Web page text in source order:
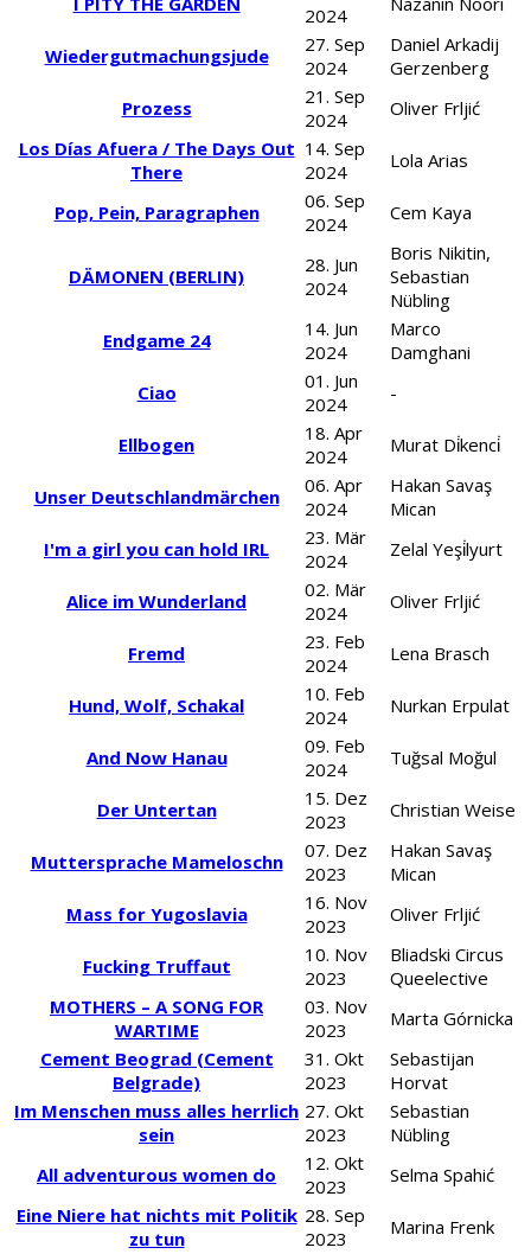
2024
Wiedergutmachungsjude
27. Sep
2024
Daniel Arkadij
Gerzenberg
Prozess
21. Sep
2024
Oliver Frljić
Los Días Afuera / The Days Out
There
14. Sep
2024
Lola Arias
Pop, Pein, Paragraphen
06. Sep
2024
Cem Kaya
DÄMONEN (BERLIN)
28. Jun
2024
Boris Nikitin,
Sebastian
Nübling
Endgame 24
14. Jun
2024
Marco
Damghani
Ciao
01. Jun
2024
-
Ellbogen
18. Apr
2024
Murat Di̇kenci̇
Unser Deutschlandmärchen
06. Apr
2024
Hakan Savaş
Mican
I'm a girl you can hold IRL
23. Mär
2024
Zelal Yeşi̇lyurt
Alice im Wunderland
02. Mär
2024
Oliver Frljić
Fremd
23. Feb
2024
Lena Brasch
Hund, Wolf, Schakal
10. Feb
2024
Nurkan Erpulat
And Now Hanau
09. Feb
2024
Tuğsal Moğul
Der Untertan
15. Dez
2023
Christian Weise
Muttersprache Mameloschn
07. Dez
2023
Hakan Savaş
Mican
Mass for Yugoslavia
16. Nov
2023
Oliver Frljić
Fucking Truffaut
10. Nov
2023
Bliadski Circus
Queelective
MOTHERS – A SONG FOR
WARTIME
03. Nov
2023
Marta Górnicka
Cement Beograd (Cement
Belgrade)
31. Okt
2023
Sebastijan
Horvat
Im Menschen muss alles herrlich
sein
27. Okt
2023
Sebastian
Nübling
All adventurous women do
12. Okt
2023
Selma Spahić
Eine Niere hat nichts mit Politik
zu tun
28. Sep
2023
Marina Frenk